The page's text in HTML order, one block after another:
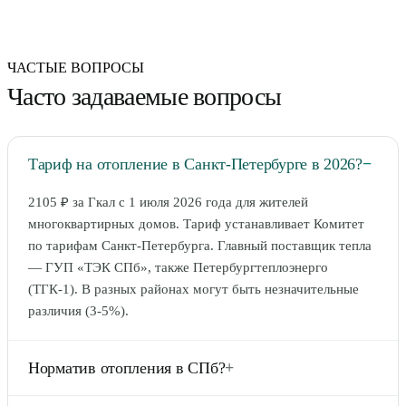
ЧАСТЫЕ ВОПРОСЫ
Часто задаваемые вопросы
Тариф на отопление в Санкт-Петербурге в 2026?−
2105 ₽ за Гкал с 1 июля 2026 года для жителей
многоквартирных домов. Тариф устанавливает Комитет
по тарифам Санкт-Петербурга. Главный поставщик тепла
— ГУП «ТЭК СПб», также Петербургтеплоэнерго
(ТГК-1). В разных районах могут быть незначительные
различия (3-5%).
Норматив отопления в СПб?+